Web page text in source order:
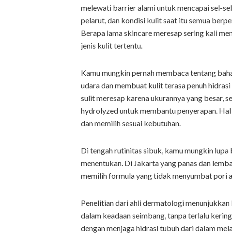
melewati barrier alami untuk mencapai sel-
pelarut, dan kondisi kulit saat itu semua
Berapa lama skincare meresap sering kali
jenis kulit tertentu.
Kamu mungkin pernah membaca tentang
udara dan membuat kulit terasa penuh
sulit meresap karena ukurannya yang besar,
hydrolyzed untuk membantu penyerapan.
dan memilih sesuai kebutuhan.
Di tengah rutinitas sibuk, kamu mungkin
menentukan. Di Jakarta yang panas dan
memilih formula yang tidak menyumbat pori
Penelitian dari ahli dermatologi
dalam keadaan seimbang, tanpa terlalu
dengan menjaga hidrasi tubuh dari dalam